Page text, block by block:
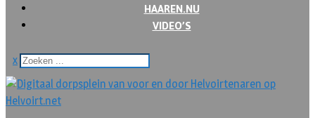
HAAREN.NU
VIDEO’S
x